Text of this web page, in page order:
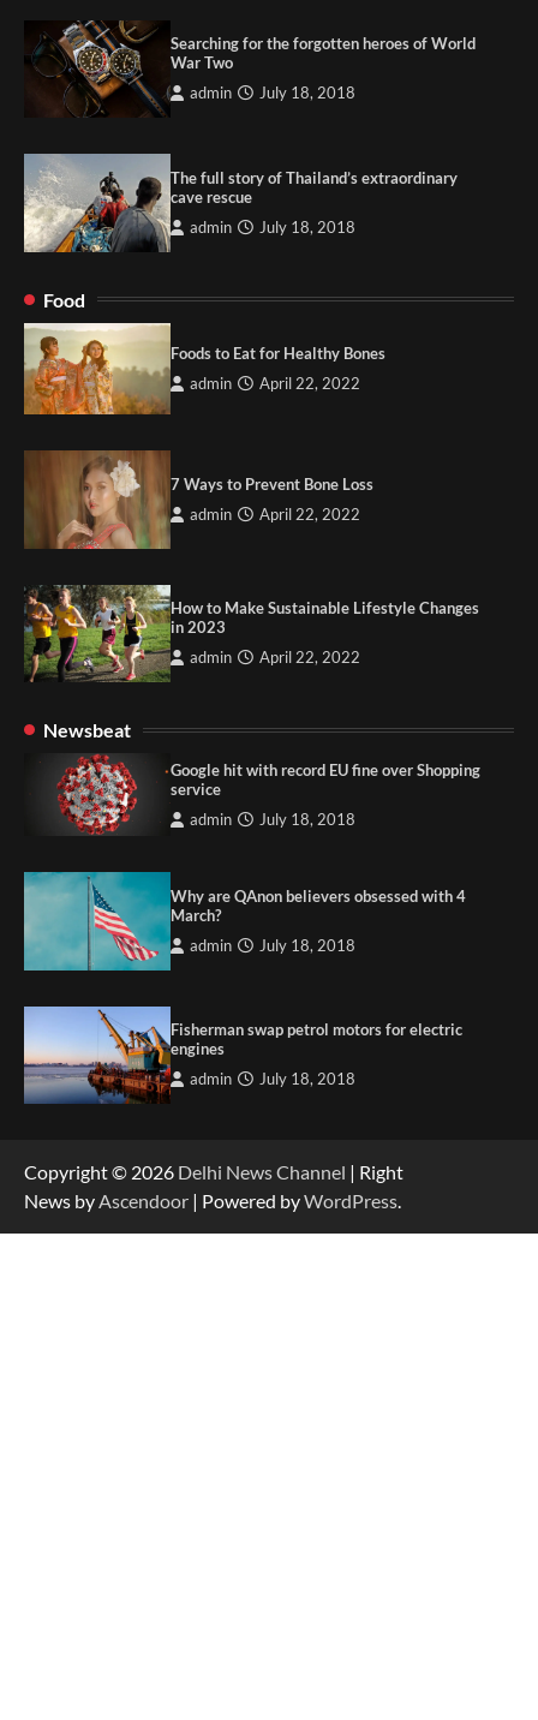
Searching for the forgotten heroes of World
War Two
admin July 18, 2018
The full story of Thailand’s extraordinary
cave rescue
admin July 18, 2018
Food
Foods to Eat for Healthy Bones
admin April 22, 2022
7 Ways to Prevent Bone Loss
admin April 22, 2022
How to Make Sustainable Lifestyle Changes
in 2023
admin April 22, 2022
Newsbeat
Google hit with record EU fine over Shopping
service
admin July 18, 2018
Why are QAnon believers obsessed with 4
March?
admin July 18, 2018
Fisherman swap petrol motors for electric
engines
admin July 18, 2018
Copyright © 2026 Delhi News Channel | Right
News byAscendoor | Powered byWordPress.